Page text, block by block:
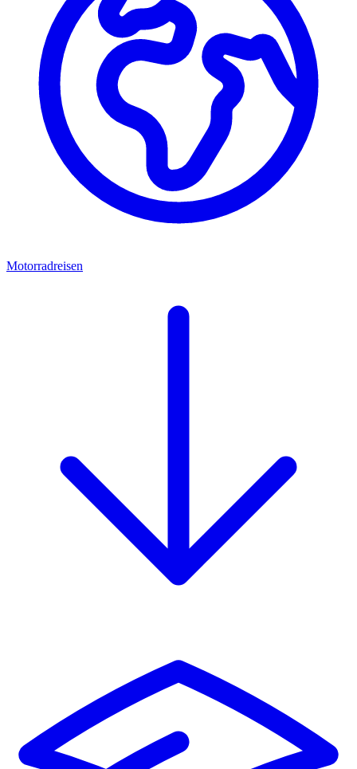
Motorradreisen